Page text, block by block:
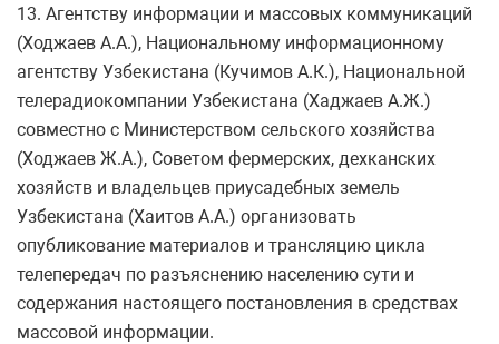
13. Агентству информации и массовых коммуникаций
(Ходжаев А.А.), Национальному информационному
агентству Узбекистана (Кучимов А.К.), Национальной
телерадиокомпании Узбекистана (Хаджаев А.Ж.)
совместно с Министерством сельского хозяйства
(Ходжаев Ж.А.), Советом фермерских, дехканских
хозяйств и владельцев приусадебных земель
Узбекистана (Хаитов А.А.) организовать
опубликование материалов и трансляцию цикла
телепередач по разъяснению населению сути и
содержания настоящего постановления в средствах
массовой информации.